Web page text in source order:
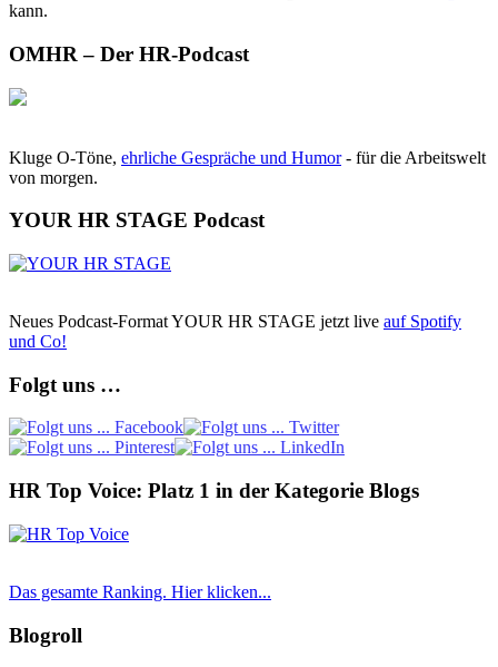
kann.
OMHR – Der HR-Podcast
Kluge O-Töne, ehrliche Gespräche und Humor- für die Arbeitswelt
von morgen.
YOUR HR STAGE Podcast
Neues Podcast-Format YOUR HR STAGE jetzt live auf Spotify
und Co!
Folgt uns …
HR Top Voice: Platz 1 in der Kategorie Blogs
Das gesamte Ranking. Hier klicken...
Blogroll